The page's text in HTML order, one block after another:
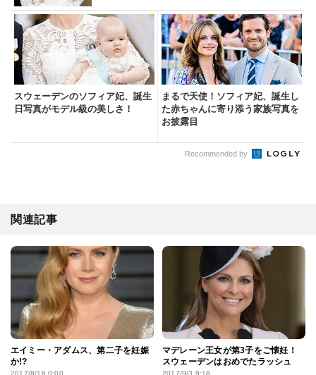
スウェーデンのソフィア妃、誕生
日写真がモデル級の美しさ！
まるで天使！ソフィア妃、誕生し
た赤ちゃんに寄り添う家族写真を
お披露目
Recommended by
関連記事
エイミー・アダムス、第二子を妊娠
か!?
2017/8/18 0:00
マデレーン王女が第3子をご懐妊！
スウェーデンはおめでたラッシュ
2017/9/3 9:18